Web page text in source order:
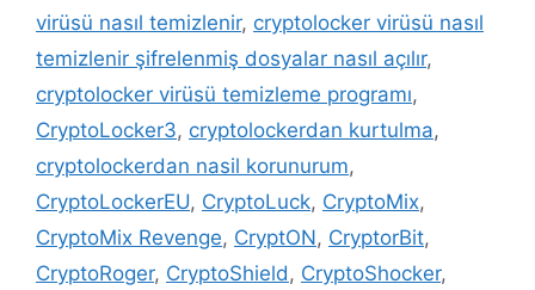
virüsü nasıl temizlenir, cryptolocker virüsü nasıl
temizlenir şifrelenmiş dosyalar nasıl açılır,
cryptolocker virüsü temizleme programı,
CryptoLocker3, cryptolockerdan kurtulma,
cryptolockerdan nasil korunurum,
CryptoLockerEU, CryptoLuck, CryptoMix,
CryptoMix Revenge, CryptON, CryptorBit,
CryptoRoger, CryptoShield, CryptoShocker,